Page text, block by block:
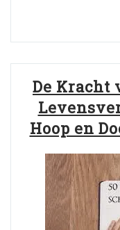
De Kracht
Hoop en